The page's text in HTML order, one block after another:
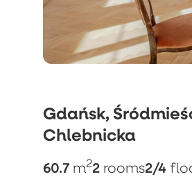
Gdańsk,
Chlebnicka
60.7 m22 rooms2/4